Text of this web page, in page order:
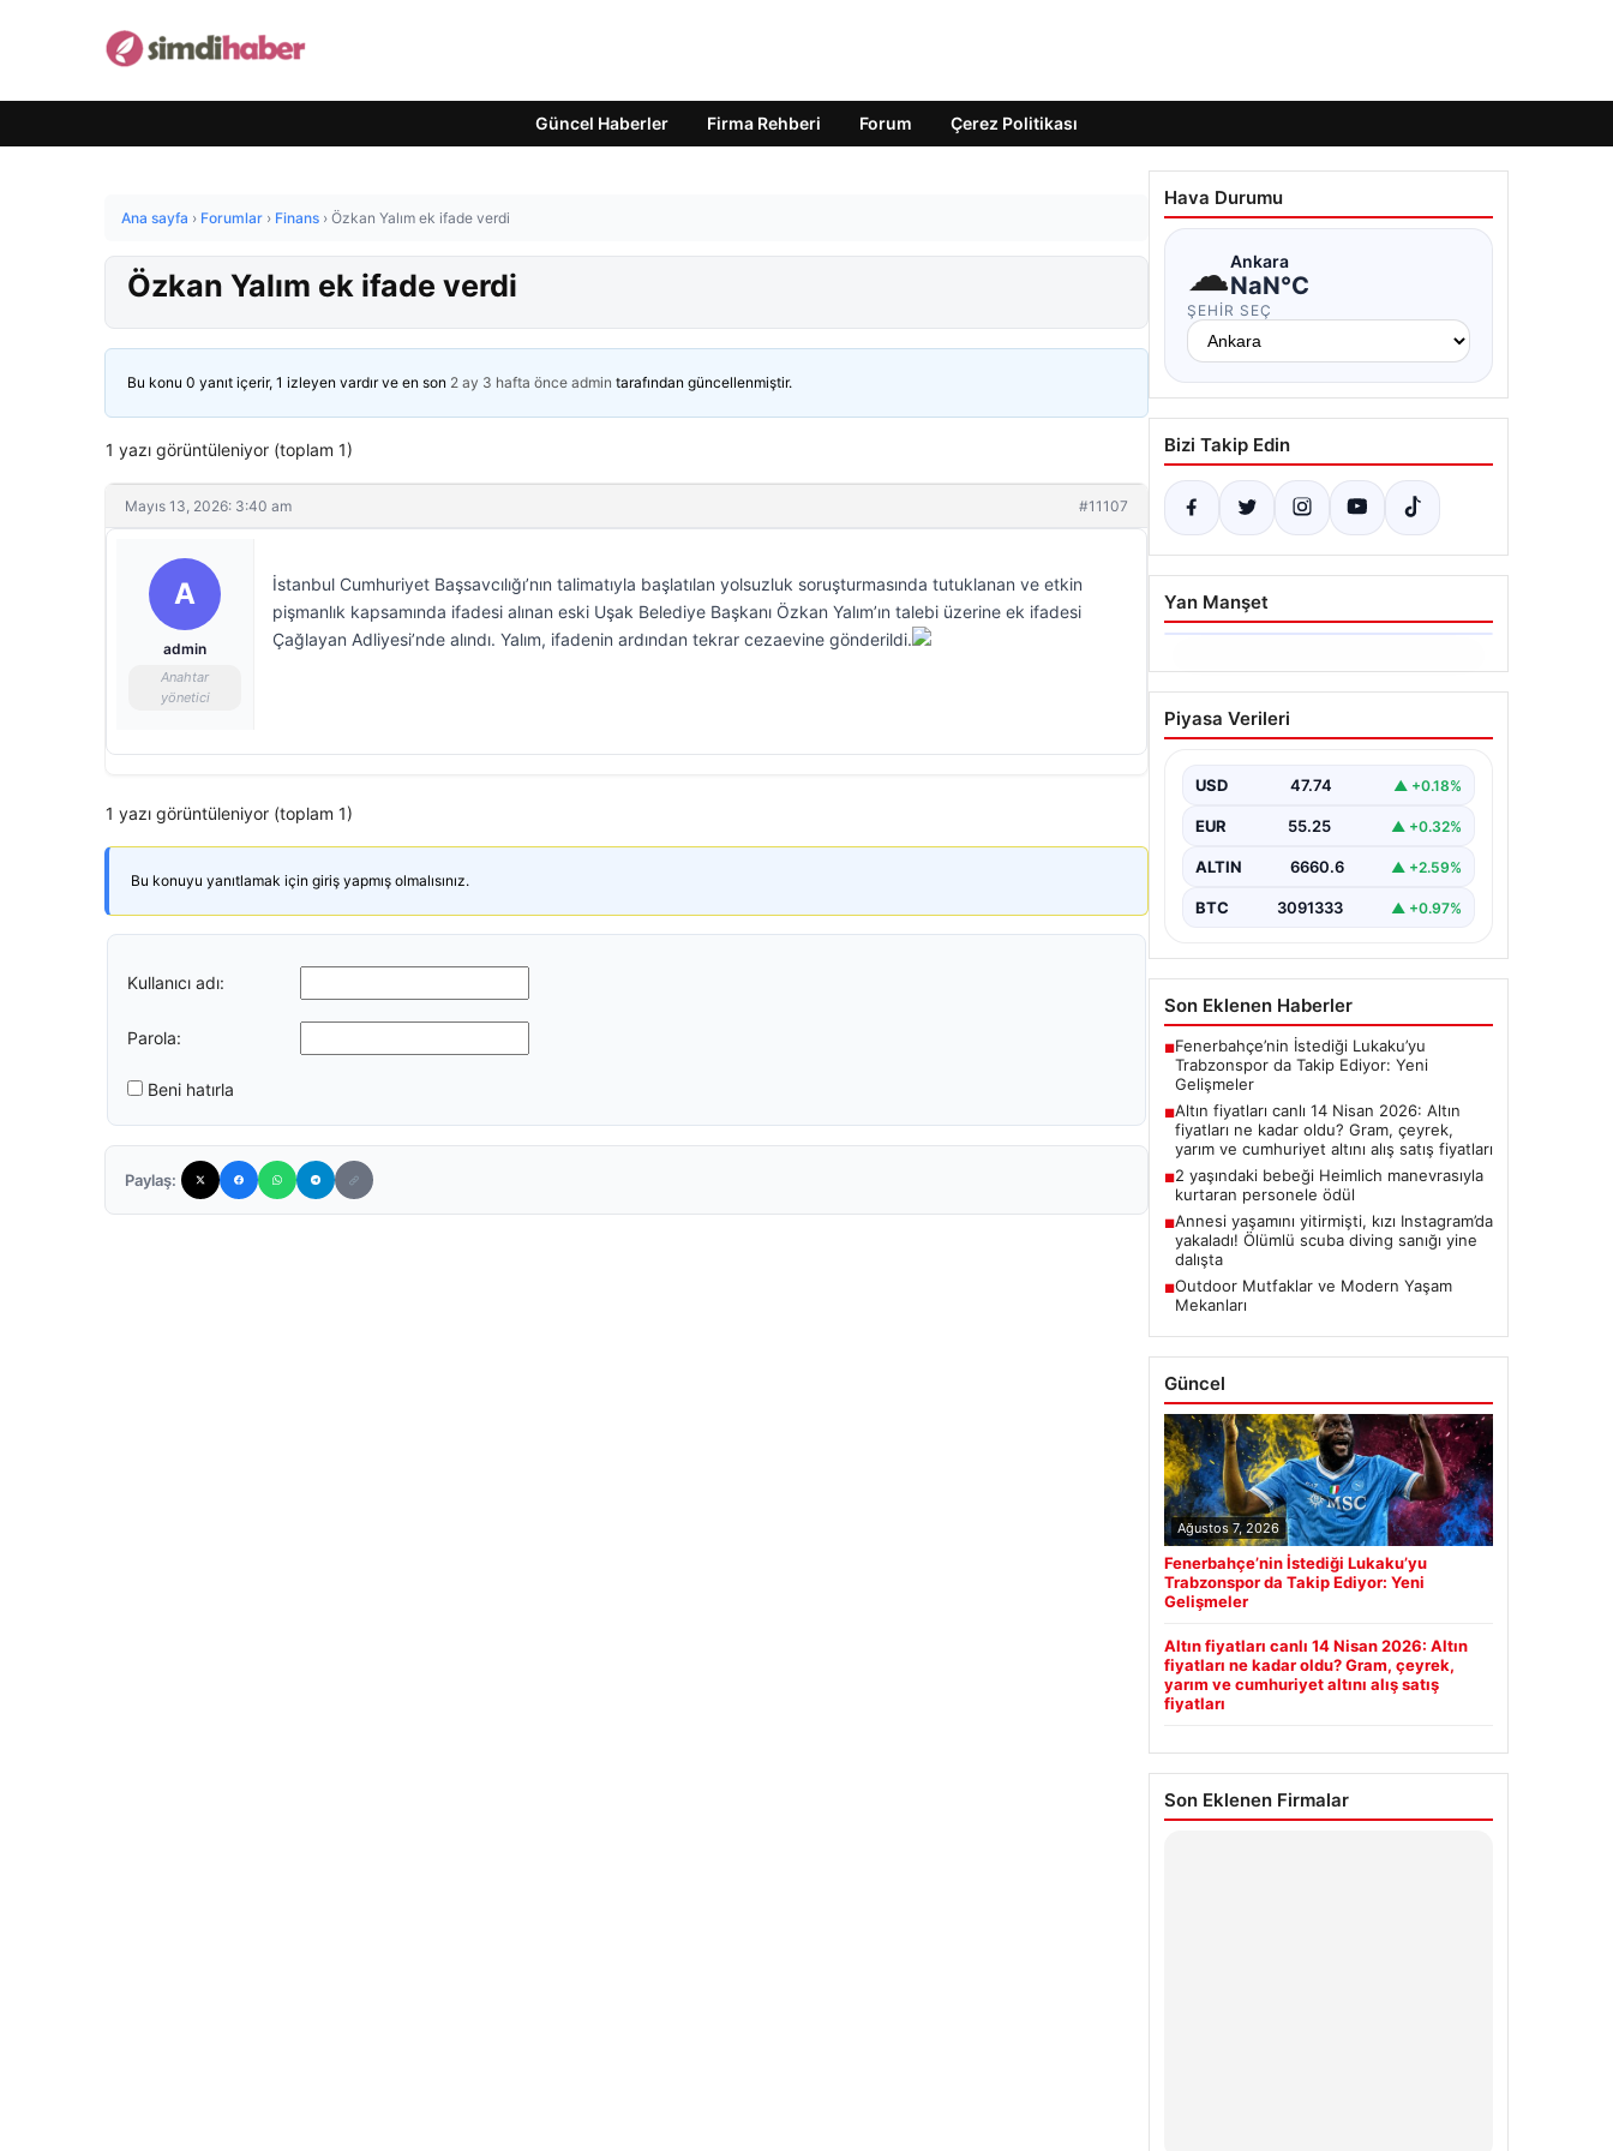
Güncel Haberler Firma Rehberi Forum Çerez Politikası
Ana sayfa › Forumlar › Finans › Özkan Yalım ek ifade verdi
Özkan Yalım ek ifade verdi
Bu konu 0 yanıt içerir, 1 izleyen vardır ve en son 2 ay 3 hafta önce admin tarafından güncellenmiştir.
1 yazı görüntüleniyor (toplam 1)
Mayıs 13, 2026: 3:40 am #11107
A
admin
Anahtar
yönetici
İstanbul Cumhuriyet Başsavcılığı’nın talimatıyla başlatılan yolsuzluk soruşturmasında tutuklanan ve etkin
pişmanlık kapsamında ifadesi alınan eski Uşak Belediye Başkanı Özkan Yalım’ın talebi üzerine ek ifadesi
Çağlayan Adliyesi’nde alındı. Yalım, ifadenin ardından tekrar cezaevine gönderildi.
1 yazı görüntüleniyor (toplam 1)
Bu konuyu yanıtlamak için giriş yapmış olmalısınız.
Kullanıcı adı:
Parola:
Beni hatırla
Paylaş:
Hava Durumu
☁Ankara
NaN°C
ŞEHIR SEÇ
Bizi Takip Edin
Yan Manşet
06.08.2026
Altın fiyatları canlı 14
Nisan 2026: Altın fiyatları
çeyrek, yarım ve
cumhuriyet altını alış satış
Piyasa Verileri
USD 47.74 ▲ +0.18%
EUR 55.25 ▲ +0.32%
ALTIN 6660.6 ▲ +2.59%
BTC 3091333 ▲ +0.97%
Son Eklenen Haberler
■Fenerbahçe’nin İstediği Lukaku’yu
Trabzonspor da Takip Ediyor: Yeni
Gelişmeler
■Altın fiyatları canlı 14 Nisan 2026: Altın
fiyatları ne kadar oldu? Gram, çeyrek,
yarım ve cumhuriyet altını alış satış fiyatları
■2 yaşındaki bebeği Heimlich manevrasıyla
kurtaran personele ödül
■Annesi yaşamını yitirmişti, kızı Instagram’da
yakaladı! Ölümlü scuba diving sanığı yine
dalışta
■Outdoor Mutfaklar ve Modern Yaşam
Mekanları
Güncel
Ağustos 7, 2026
Fenerbahçe’nin İstediği Lukaku’yu
Trabzonspor da Takip Ediyor: Yeni
Gelişmeler
Altın fiyatları canlı 14 Nisan 2026: Altın
fiyatları ne kadar oldu? Gram, çeyrek,
yarım ve cumhuriyet altını alış satış
fiyatları
Son Eklenen Firmalar